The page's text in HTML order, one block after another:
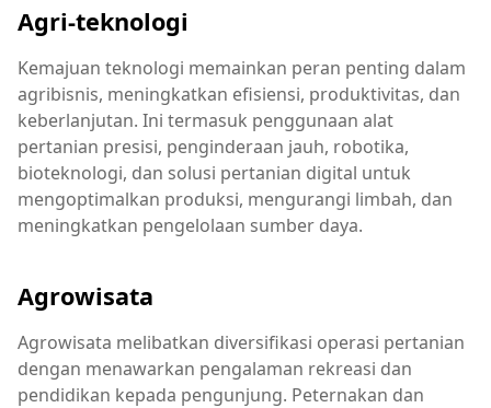
Agri-teknologi
Kemajuan teknologi memainkan peran penting dalam
agribisnis, meningkatkan efisiensi, produktivitas, dan
keberlanjutan. Ini termasuk penggunaan alat
pertanian presisi, penginderaan jauh, robotika,
bioteknologi, dan solusi pertanian digital untuk
mengoptimalkan produksi, mengurangi limbah, dan
meningkatkan pengelolaan sumber daya.
Agrowisata
Agrowisata melibatkan diversifikasi operasi pertanian
dengan menawarkan pengalaman rekreasi dan
pendidikan kepada pengunjung. Peternakan dan